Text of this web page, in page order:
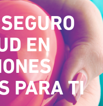
Condiciones de uso
EN
PARA TI